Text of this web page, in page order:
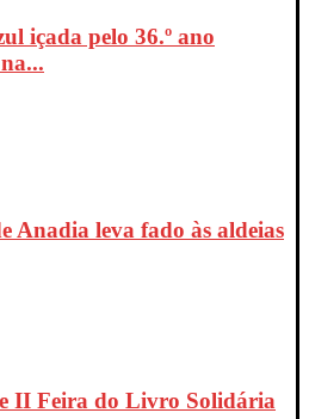
içada pelo 36.º ano
Anadia leva fado às aldeias
II Feira do Livro Solidária